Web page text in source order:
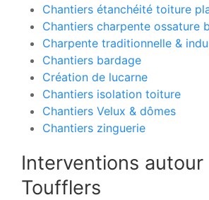
Chantiers étanchéité toiture
Chantiers charpente ossature
Charpente traditionnelle &
Chantiers bardage
Création de lucarne
Chantiers isolation toiture
Chantiers Velux & dômes
Chantiers zinguerie
Interventions autour
Toufflers